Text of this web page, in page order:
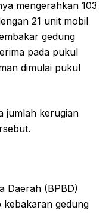
mengerahkan 103
21 unit mobil
gedung
pada pukul
dimulai pukul
jumlah kerugian
Daerah (BPBD)
kebakaran gedung